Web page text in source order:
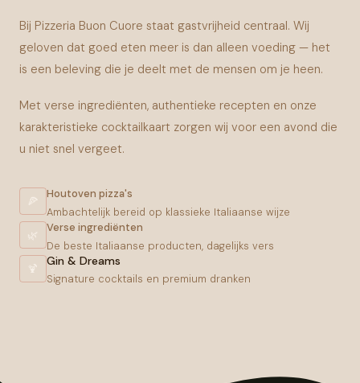
Bij Pizzeria Buon Cuore staat gastvrijheid centraal. Wij
geloven dat goed eten meer is dan alleen voeding — het
is een beleving die je deelt met de mensen om je heen.
Met verse ingrediënten, authentieke recepten en onze
karakteristieke cocktailkaart zorgen wij voor een avond die
u niet snel vergeet.
🍕
Houtoven pizza's
Ambachtelijk bereid op klassieke Italiaanse wijze
🌿
Verse ingrediënten
De beste Italiaanse producten, dagelijks vers
🍹
Gin & Dreams
Signature cocktails en premium dranken